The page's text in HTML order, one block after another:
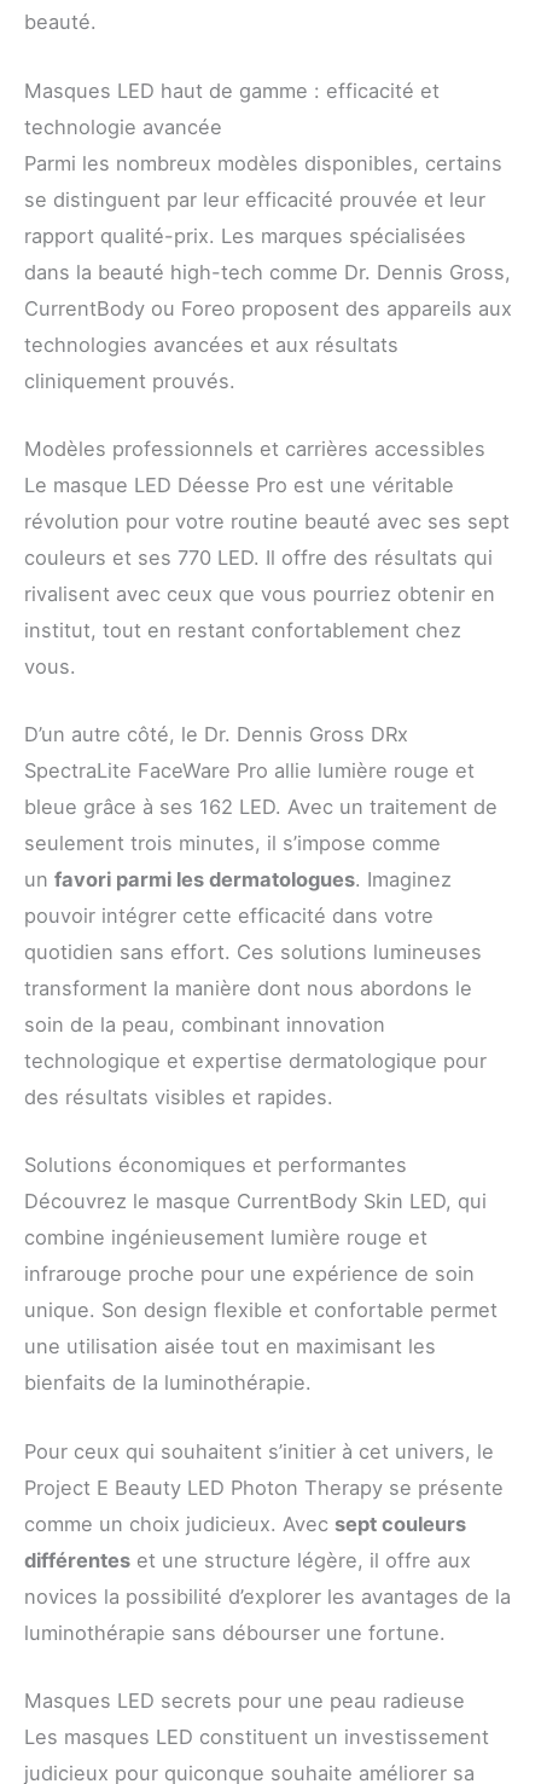
beauté.
Masques LED haut de gamme : efficacité et
technologie avancée
Parmi les nombreux modèles disponibles, certains
se distinguent par leur efficacité prouvée et leur
rapport qualité-prix. Les marques spécialisées
dans la beauté high-tech comme Dr. Dennis Gross,
CurrentBody ou Foreo proposent des appareils aux
technologies avancées et aux résultats
cliniquement prouvés.
Modèles professionnels et carrières accessibles
Le masque LED Déesse Pro est une véritable
révolution pour votre routine beauté avec ses sept
couleurs et ses 770 LED. Il offre des résultats qui
rivalisent avec ceux que vous pourriez obtenir en
institut, tout en restant confortablement chez
vous.
D’un autre côté, le Dr. Dennis Gross DRx
SpectraLite FaceWare Pro allie lumière rouge et
bleue grâce à ses 162 LED. Avec un traitement de
seulement trois minutes, il s’impose comme
un favori parmi les dermatologues. Imaginez
pouvoir intégrer cette efficacité dans votre
quotidien sans effort. Ces solutions lumineuses
transforment la manière dont nous abordons le
soin de la peau, combinant innovation
technologique et expertise dermatologique pour
des résultats visibles et rapides.
Solutions économiques et performantes
Découvrez le masque CurrentBody Skin LED, qui
combine ingénieusement lumière rouge et
infrarouge proche pour une expérience de soin
unique. Son design flexible et confortable permet
une utilisation aisée tout en maximisant les
bienfaits de la luminothérapie.
Pour ceux qui souhaitent s’initier à cet univers, le
Project E Beauty LED Photon Therapy se présente
comme un choix judicieux. Avec sept couleurs
différentes et une structure légère, il offre aux
novices la possibilité d’explorer les avantages de la
luminothérapie sans débourser une fortune.
Masques LED secrets pour une peau radieuse
Les masques LED constituent un investissement
judicieux pour quiconque souhaite améliorer sa